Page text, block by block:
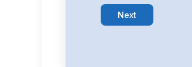
a
*
Next